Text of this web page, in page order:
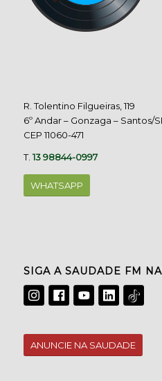
R. Tolentino Filgueiras, 119
6º Andar – Gonzaga – Santos/
CEP 11060-471
T.13 98844-0997
WHATSAPP
SIGA A SAUDADE FM
ANUNCIE NA SAUDADE